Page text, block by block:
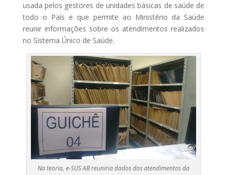
usada pelos gestores de unidades básicas de saúde de
todo o País e que permite ao Ministério da Saúde
reunir informações sobre os atendimentos realizados
no Sistema Único de Saúde.
Na teoria, e-SUS AB reuniria dados dos atendimentos da